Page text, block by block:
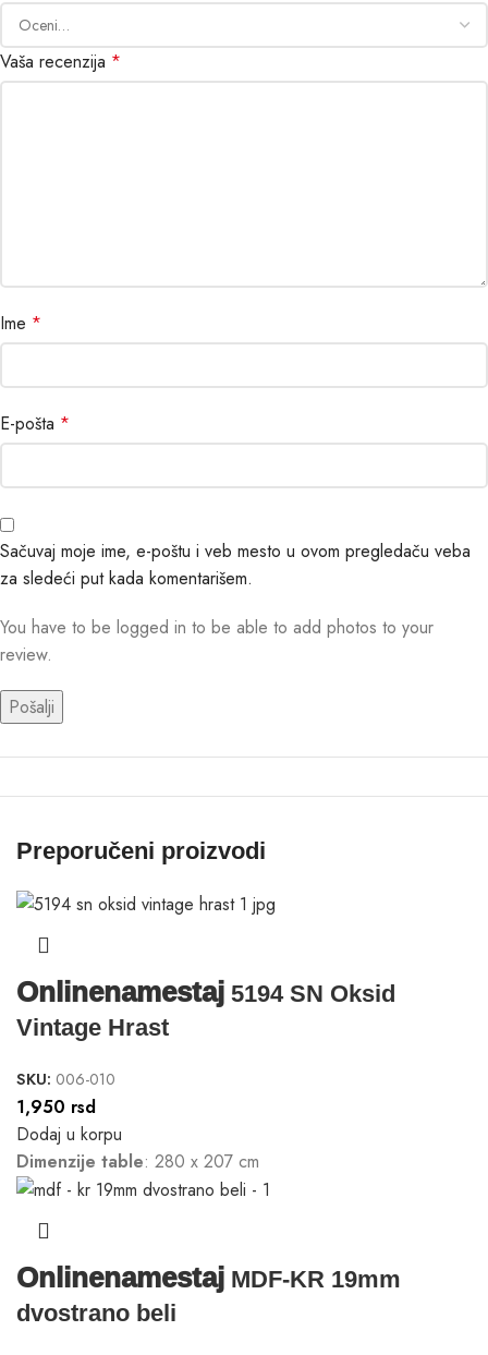
Vaša recenzija *
Ime *
E-pošta *
Sačuvaj moje ime, e-poštu i veb mesto u ovom pregledaču veba
za sledeći put kada komentarišem.
You have to be logged in to be able to add photos to your
review.
Preporučeni proizvodi
Onlinenamestaj 5194 SN Oksid
Vintage Hrast
SKU: 006-010
1,950 rsd
Dodaj u korpu
Dimenzije table: 280 x 207 cm
Onlinenamestaj MDF-KR 19mm
dvostrano beli